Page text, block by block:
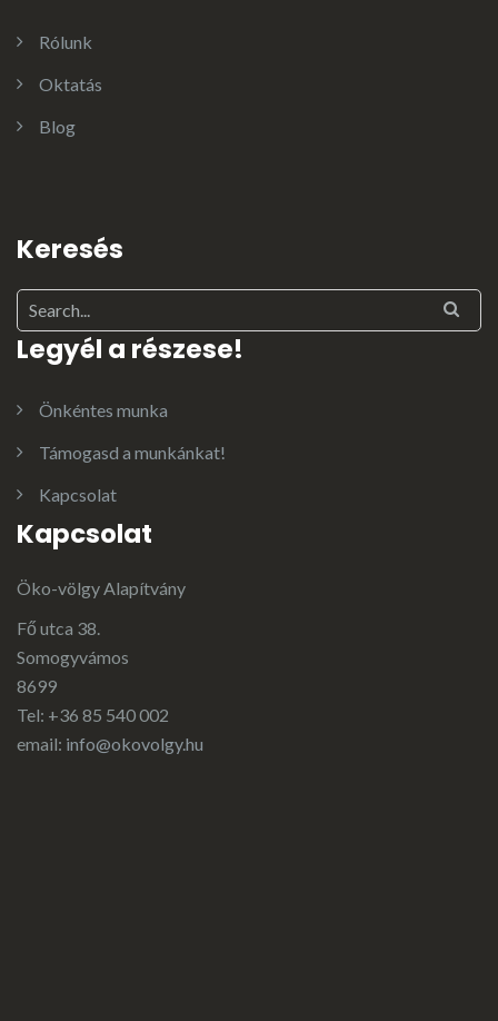
Rólunk
Oktatás
Blog
Keresés
Legyél a részese!
Önkéntes munka
Támogasd a munkánkat!
Kapcsolat
Kapcsolat
Öko-völgy Alapítvány
Fő utca 38.
Somogyvámos
8699
Tel: +36 85 540 002
email: info@okovolgy.hu